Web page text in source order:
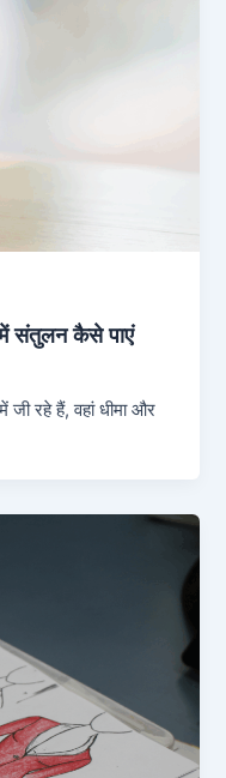
में संतुलन कैसे पाएं
रहे हैं, वहां धीमा और